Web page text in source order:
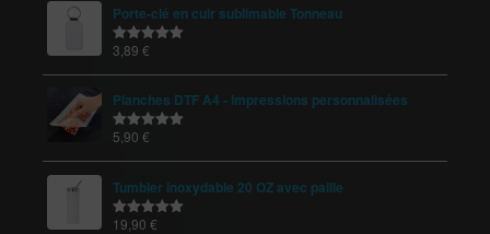
Porte-clé en cuir sublimable Tonneau
Note5.00
3,89 €
Planches DTF A4 - Impressions personnalisées
Note5.00
5,90 €
Tumbler inoxydable 20 OZ avec paille
Note5.00
19,90 €